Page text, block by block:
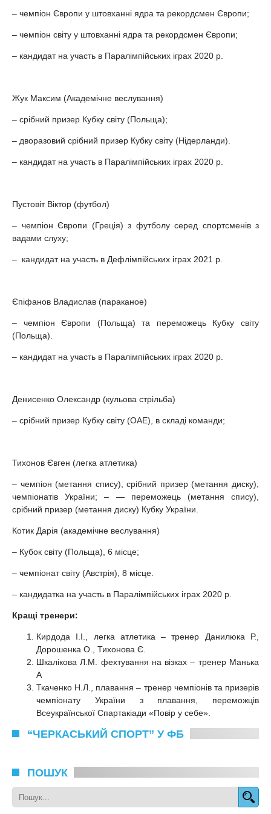
– чемпіон Європи у штовханні ядра та рекордсмен Європи;
– чемпіон світу у штовханні ядра та рекордсмен Європи;
– кандидат на участь в Паралімпійських іграх 2020 р.
Жук Максим (Академічне веслування)
– срібний призер Кубку світу (Польща);
– дворазовий срібний призер Кубку світу (Нідерланди).
– кандидат на участь в Паралімпійських іграх 2020 р.
Пустовіт Віктор (футбол)
– чемпіон Європи (Греція) з футболу серед спортсменів з
вадами слуху;
– кандидат на участь в Дефлімпійських іграх 2021 р.
Єпіфанов Владислав (параканое)
– чемпіон Європи (Польща) та переможець Кубку світу
(Польща).
– кандидат на участь в Паралімпійських іграх 2020 р.
Денисенко Олександр (кульова стрільба)
– срібний призер Кубку світу (ОАЕ), в складі команди;
Тихонов Євген (легка атлетика)
– чемпіон (метання спису), срібний призер (метання диску),
чемпіонатів України; – — переможець (метання спису),
срібний призер (метання диску) Кубку України.
Котик Дарія (академічне веслування)
– Кубок світу (Польща), 6 місце;
– чемпіонат світу (Австрія), 8 місце.
– кандидатка на участь в Паралімпійських іграх 2020 р.
Кращі тренери:
Кирдода І.І., легка атлетика – тренер Данилюка Р.,
Дорошенка О., Тихонова Є.
Шкалікова Л.М. фехтування на візках – тренер Манька
А
Ткаченко Н.Л., плавання – тренер чемпіонів та призерів
чемпіонату України з плавання, переможців
Всеукраїнської Спартакіади «Повір у себе».
“ЧЕРКАСЬКИЙ СПОРТ” У ФБ
ПОШУК